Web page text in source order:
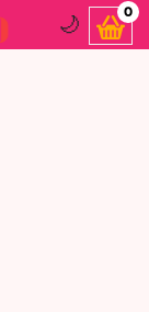
🌙
0